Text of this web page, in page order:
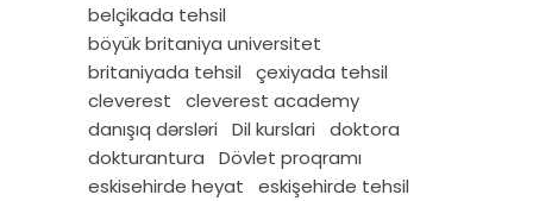
belçikada tehsil
böyük britaniya universitet
britaniyada tehsil
çexiyada tehsil
cleverest
cleverest academy
danışıq dərsləri
Dil kurslari
doktora
dokturantura
Dövlet proqramı
eskisehirde heyat
eskişehirde tehsil